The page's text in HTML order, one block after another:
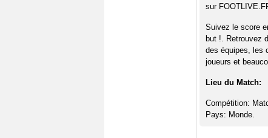
sur
Suivez le score
but !. Retrouvez
des équipes, les
joueurs et
Lieu du Match:
Compétition:
Pays: Monde.